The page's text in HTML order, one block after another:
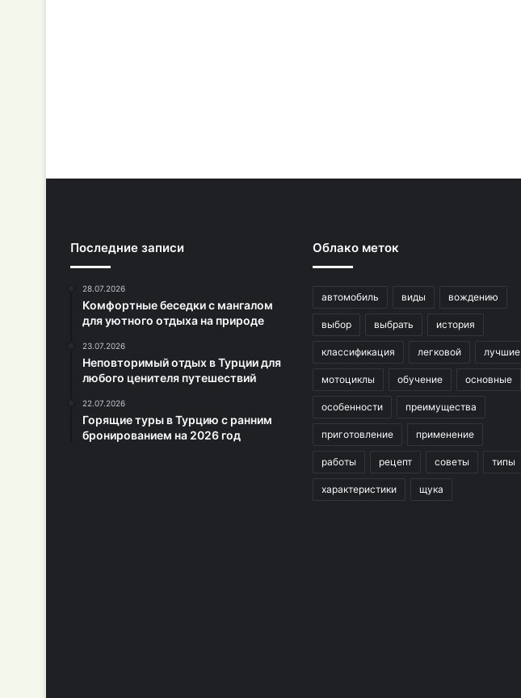
Последние записи
28.07.2026
Комфортные беседки с мангалом
для уютного отдыха на природе
23.07.2026
Неповторимый отдых в Турции для
любого ценителя путешествий
22.07.2026
Горящие туры в Турцию с ранним
бронированием на 2026 год
Облако меток
автомобиль виды вождению
выбор выбрать история
классификация легковой лучшие
мотоциклы обучение основные
особенности преимущества
приготовление применение
работы рецепт советы типы
характеристики щука